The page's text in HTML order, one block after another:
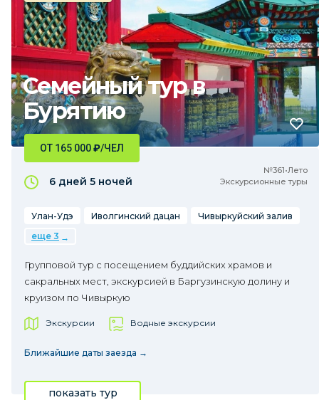
Семейный тур в
Бурятию
№361•Лето
Экскурсионные туры
ОТ 165 000₽/ЧЕЛ
6 дней 5 ночей
Улан-Удэ Иволгинский дацан
Чивыркуйский залив
еще 3
Групповой тур с посещением буддийских храмов и
сакральных мест, экскурсией в Баргузинскую долину и
круизом по Чивыркую
Экскурсии Водные экскурсии
Ближайшие даты заезда →
показать тур